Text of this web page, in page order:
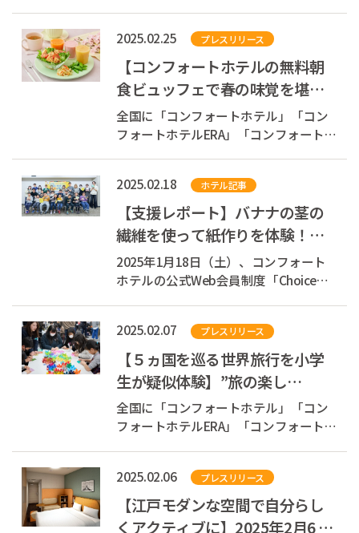
する一日。行ってみたい国を見つけよ
う！」を初開催しました。
2025.02.25 プレスリリース
【コンフォートホテルの無料朝
食ビュッフェで春の味覚を堪
能】3月1日より旬のいちごやグ
レープフルーツ...
全国に「コンフォートホテル」「コン
フォートホテルERA」「コンフォートイ
する株式会社チョイスホテルズジャパ
ン（本社：東京都中央区、代表取締役
社長：伊藤孝彦、以下チョイスホテル
ズジャパン...
2025.02.18 ホテル記事
【支援レポート】バナナの茎の
繊維を使って紙作りを体験！
「SDGs×バナナペーパーで地球
にやさしいアート...
2025年1月18日（土）、コンフォート
ホテルの公式Web会員制度「Choice
境問題について楽しく学べる小学生向
けイベント「SDGs×バナナペーパーで
地球にやさしいアートを作ろう！」を
初開催...
2025.02.07 プレスリリース
【５ヵ国を巡る世界旅行を小学
生が疑似体験】”旅の楽し
さ”と”違いを認め合う心”を育む
多文化交流イベン...
全国に「コンフォートホテル」「コン
フォートホテルERA」「コンフォートイ
する株式会社チョイスホテルズジャパ
ン（本社：東京都中央区、代表取締役
社長：伊藤孝彦、以下チョイスホテル
2025.02.06 プレスリリース
【江戸モダンな空間で自分らし
くアクティブに】2025年2月6 日